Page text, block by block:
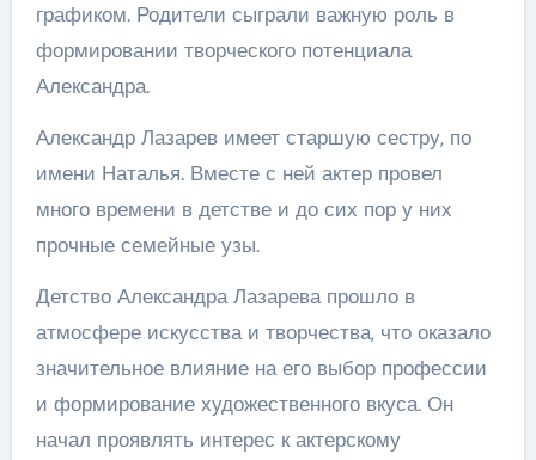
графиком. Родители сыграли важную роль в
формировании творческого потенциала
Александра.
Александр Лазарев имеет старшую сестру, по
имени Наталья. Вместе с ней актер провел
много времени в детстве и до сих пор у них
прочные семейные узы.
Детство Александра Лазарева прошло в
атмосфере искусства и творчества, что оказало
значительное влияние на его выбор профессии
и формирование художественного вкуса. Он
начал проявлять интерес к актерскому